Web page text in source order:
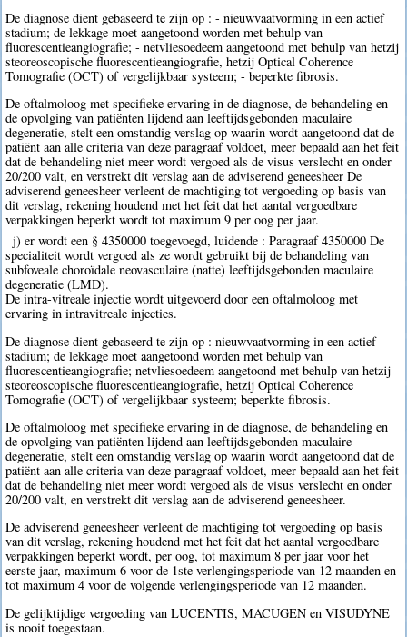
De diagnose dient gebaseerd te zijn op : - nieuwvaatvorming in een actief
stadium; de lekkage moet aangetoond worden met behulp van
fluorescentieangiografie; - netvliesoedeem aangetoond met behulp van hetzij
steoreoscopische fluorescentieangiografie, hetzij Optical Coherence
Tomografie (OCT) of vergelijkbaar systeem; - beperkte fibrosis.
De oftalmoloog met specifieke ervaring in de diagnose, de behandeling en
de opvolging van patiënten lijdend aan leeftijdsgebonden maculaire
degeneratie, stelt een omstandig verslag op waarin wordt aangetoond dat de
patiënt aan alle criteria van deze paragraaf voldoet, meer bepaald aan het feit
dat de behandeling niet meer wordt vergoed als de visus verslecht en onder
20/200 valt, en verstrekt dit verslag aan de adviserend geneesheer De
adviserend geneesheer verleent de machtiging tot vergoeding op basis van
dit verslag, rekening houdend met het feit dat het aantal vergoedbare
verpakkingen beperkt wordt tot maximum 9 per oog per jaar.
j) er wordt een § 4350000 toegevoegd, luidende : Paragraaf 4350000 De
specialiteit wordt vergoed als ze wordt gebruikt bij de behandeling van
subfoveale choroïdale neovasculaire (natte) leeftijdsgebonden maculaire
degeneratie (LMD).
De intra-vitreale injectie wordt uitgevoerd door een oftalmoloog met
ervaring in intravitreale injecties.
De diagnose dient gebaseerd te zijn op : nieuwvaatvorming in een actief
stadium; de lekkage moet aangetoond worden met behulp van
fluorescentieangiografie; netvliesoedeem aangetoond met behulp van hetzij
steoreoscopische fluorescentieangiografie, hetzij Optical Coherence
Tomografie (OCT) of vergelijkbaar systeem; beperkte fibrosis.
De oftalmoloog met specifieke ervaring in de diagnose, de behandeling en
de opvolging van patiënten lijdend aan leeftijdsgebonden maculaire
degeneratie, stelt een omstandig verslag op waarin wordt aangetoond dat de
patiënt aan alle criteria van deze paragraaf voldoet, meer bepaald aan het feit
dat de behandeling niet meer wordt vergoed als de visus verslecht en onder
20/200 valt, en verstrekt dit verslag aan de adviserend geneesheer.
De adviserend geneesheer verleent de machtiging tot vergoeding op basis
van dit verslag, rekening houdend met het feit dat het aantal vergoedbare
verpakkingen beperkt wordt, per oog, tot maximum 8 per jaar voor het
eerste jaar, maximum 6 voor de 1ste verlengingsperiode van 12 maanden en
tot maximum 4 voor de volgende verlengingsperiode van 12 maanden.
De gelijktijdige vergoeding van LUCENTIS, MACUGEN en VISUDYNE
is nooit toegestaan.